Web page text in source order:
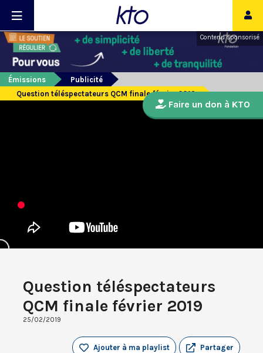
Contenu sponsorisé
Émissions
Publicité
Question téléspectateurs QCM finale février 2019
Question téléspectateurs
QCM finale février 2019
25/02/2019
Partager
Ajouter à ma playlist
Faire un don à KTO